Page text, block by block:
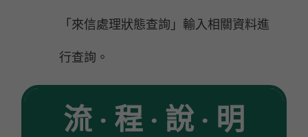
「來信處理狀態查詢」輸入相關資料進
行查詢。
流 ‧ 程 ‧ 說 ‧ 明